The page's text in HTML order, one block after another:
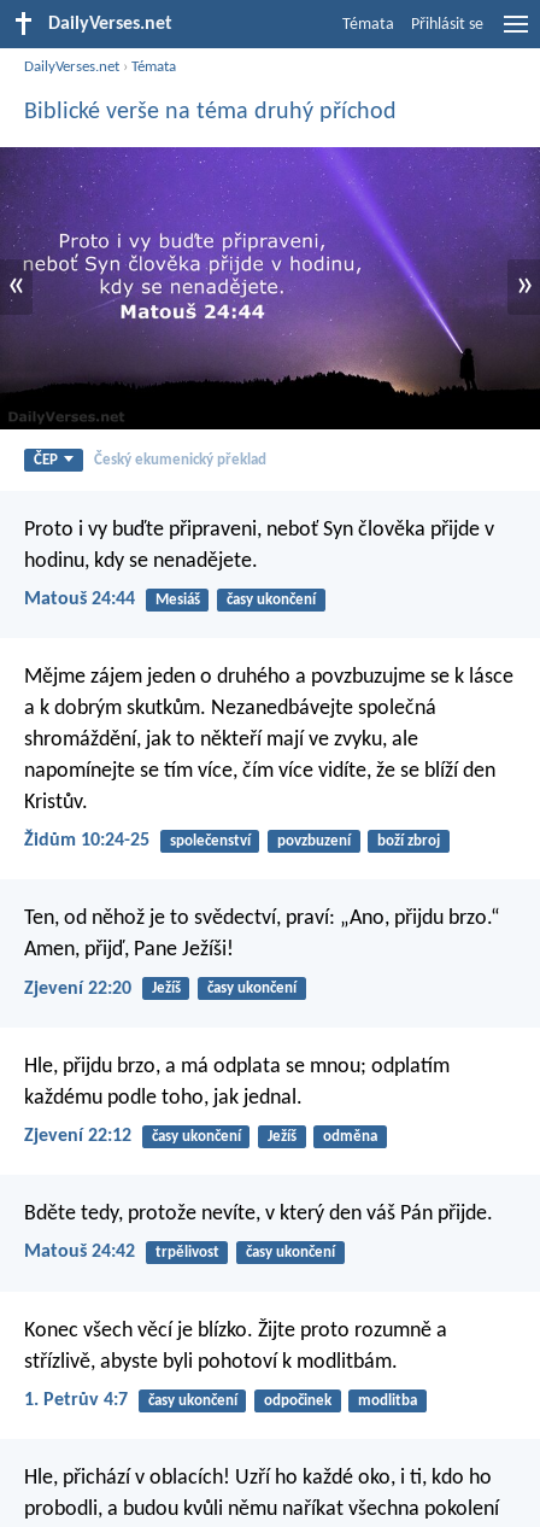
DailyVerses.net Témata Přihlásit se
DailyVerses.net ›Témata
Biblické verše na téma druhý příchod
« »
ČEP Český ekumenický překlad
Proto i vy buďte připraveni, neboť Syn člověka přijde v
hodinu, kdy se nenadějete.
Matouš 24:44 Mesiáš časy ukončení
Mějme zájem jeden o druhého a povzbuzujme se k lásce
a k dobrým skutkům. Nezanedbávejte společná
shromáždění, jak to někteří mají ve zvyku, ale
napomínejte se tím více, čím více vidíte, že se blíží den
Kristův.
Židům 10:24-25 společenství povzbuzení boží zbroj
Ten, od něhož je to svědectví, praví: „Ano, přijdu brzo.“
Amen, přijď, Pane Ježíši!
Zjevení 22:20 Ježíš časy ukončení
Hle, přijdu brzo, a má odplata se mnou; odplatím
každému podle toho, jak jednal.
Zjevení 22:12 časy ukončení Ježíš odměna
Bděte tedy, protože nevíte, v který den váš Pán přijde.
Matouš 24:42 trpělivost časy ukončení
Konec všech věcí je blízko. Žijte proto rozumně a
střízlivě, abyste byli pohotoví k modlitbám.
1. Petrův 4:7 časy ukončení odpočinek modlitba
Hle, přichází v oblacích! Uzří ho každé oko, i ti, kdo ho
probodli, a budou kvůli němu naříkat všechna pokolení